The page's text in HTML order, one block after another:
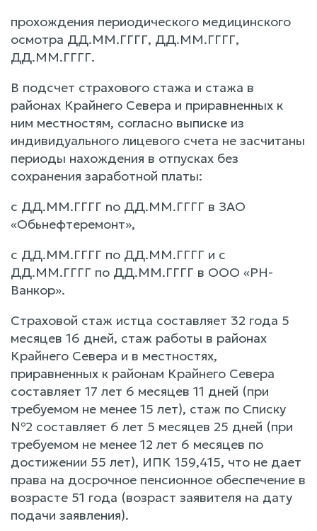
прохождения периодического медицинского
осмотра ДД.ММ.ГГГГ, ДД.ММ.ГГГГ,
ДД.ММ.ГГГГ.
В подсчет страхового стажа и стажа в
районах Крайнего Севера и приравненных к
ним местностям, согласно выписке из
индивидуального лицевого счета не засчитаны
периоды нахождения в отпусках без
сохранения заработной платы:
c ДД.ММ.ГГГГ no ДД.ММ.ГГГГ в ЗАО
«Обьнефтеремонт»,
с ДД.ММ.ГГГГ по ДД.ММ.ГГГГ и с
ДД.ММ.ГГГГ по ДД.ММ.ГГГГ в ООО «РН-
Ванкор».
Страховой стаж истца составляет 32 года 5
месяцев 16 дней, стаж работы в районах
Крайнего Севера и в местностях,
приравненных к районам Крайнего Севера
составляет 17 лет 6 месяцев 11 дней (при
требуемом не менее 15 лет), стаж по Списку
№2 составляет 6 лет 5 месяцев 25 дней (при
требуемом не менее 12 лет 6 месяцев по
достижении 55 лет), ИПК 159,415, что не дает
права на досрочное пенсионное обеспечение в
возрасте 51 года (возраст заявителя на дату
подачи заявления).